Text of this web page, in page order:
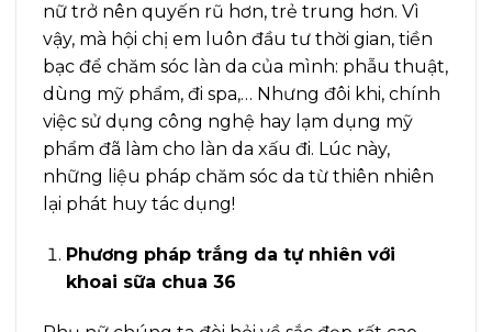
nữ trở nên quyến rũ hơn, trẻ trung hơn. Vì
vậy, mà hội chị em luôn đầu tư thời gian, tiền
bạc để chăm sóc làn da của mình: phẫu thuật,
dùng mỹ phẩm, đi spa,… Nhưng đôi khi, chính
việc sử dụng công nghệ hay lạm dụng mỹ
phẩm đã làm cho làn da xấu đi. Lúc này,
những liệu pháp chăm sóc da từ thiên nhiên
lại phát huy tác dụng!
Phương pháp trắng da tự nhiên với
khoai sữa chua 36